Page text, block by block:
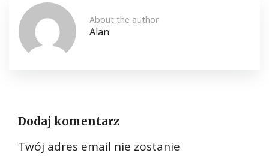
About the author
Alan
Dodaj komentarz
Twój adres email nie zostanie